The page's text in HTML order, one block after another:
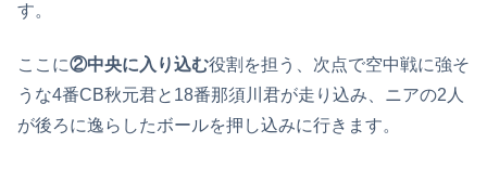
す。
ここに②中央に入り込む役割を担う、次点で空中戦に強そ
うな4番CB秋元君と18番那須川君が走り込み、ニアの2人
が後ろに逸らしたボールを押し込みに行きます。